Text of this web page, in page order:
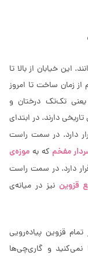
این خیابان از بالا تا
زمان ساخت تا امروز
تک‌تک درختان و
دارند. در ابتدای
دارد. در سمت راست
مفخمکه به موزه‌ی
دارد. در سمت راست
قزوین نیز در میانه‌ی
قزوین پیاده‌رویی
نمی‌کنید و گاری‌چی‌ها